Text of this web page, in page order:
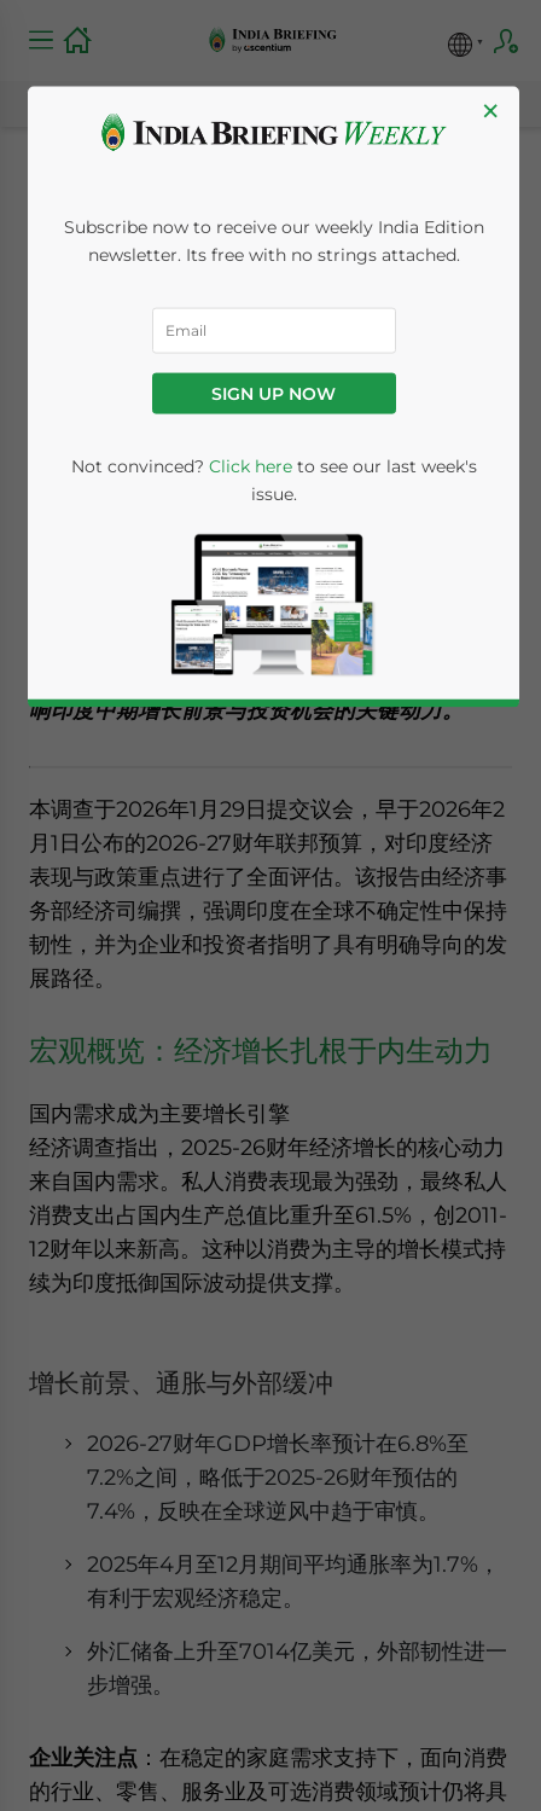
2025-26年度印度经济调
查：全球投资者需知
< 1 minute
尽管全球形势存在不确定性，《2025-26
调查》仍凸显了印度经济的韧性——
实的国内需求、稳健的宏观经济基础以及持续的改
革动力。外国投资者与企业需重点关注结构性改
革、服务业带动的扩张以及新兴产业，这些将是影
响印度中期增长前景与投资机会的关键动力。
本调查于2026年1月29日提交议会，早于2026年2
月1日公布的2026-27财年联邦预算，对印度经济
表现与政策重点进行了全面评估。该报告由经济事
务部经济司编撰，强调印度在全球不确定性中保持
韧性，并为企业和投资者指明了具有明确导向的发
展路径。
宏观概览：经济增长扎根于内生动力
国内需求成为主要增长引擎
经济调查指出，2025-26财年经济增长的核心动力
来自国内需求。私人消费表现最为强劲，最终私人
消费支出占国内生产总值比重升至61.5%，创2011-
12财年以来新高。这种以消费为主导的增长模式持
续为印度抵御国际波动提供支撑。
增长前景、通胀与外部缓冲
2026-27财年GDP增长率预计在6.8%至
7.2%之间，略低于2025-26财年预估的
7.4%，反映在全球逆风中趋于审慎。
2025年4月至12月期间平均通胀率为1.7%，
有利于宏观经济稳定。
外汇储备上升至7014亿美元，外部韧性进一
步增强。
企业关注点 ：在稳定的家庭需求支持下，面向消费
的行业、零售、服务业及可选消费领域预计仍将具
×
Subscribe now to receive our weekly India Edition
newsletter. Its free with no strings attached.
SIGN UP NOW
Not convinced? Click hereto see our last week's
issue.
website. Please send me business news and updates
for Asia!
- case sensitive